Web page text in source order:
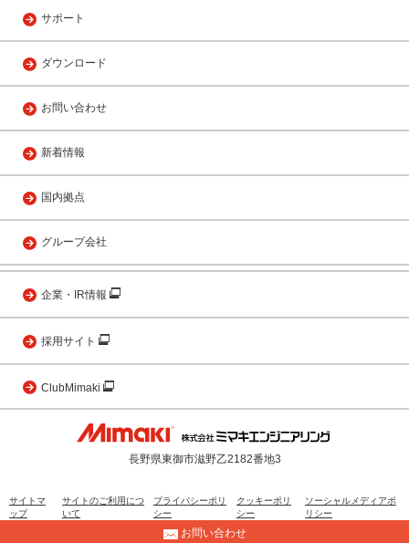
サポート
ダウンロード
お問い合わせ
新着情報
国内拠点
グループ会社
企業・IR情報
採用サイト
ClubMimaki
長野県東御市滋野乙2182番地3
サイトマ
ップ
サイトのご利用につ
いて
プライバシーポリ
シー
クッキーポリ
シー
ソーシャルメディアポ
リシー
お問い合わせ